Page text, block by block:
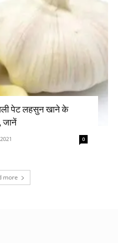
पेट लहसुन खाने के
जानें
0
more